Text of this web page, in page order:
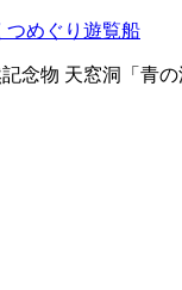
念物 天窓洞「青